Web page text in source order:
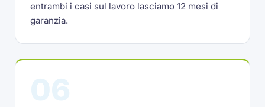
entrambi i casi sul lavoro lasciamo 12 mesi di
garanzia.